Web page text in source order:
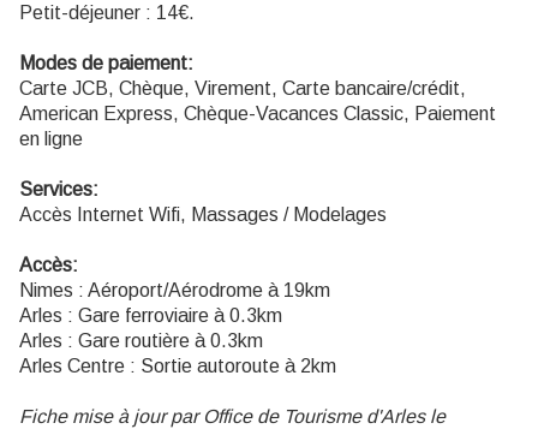
Petit-déjeuner : 14€.
Modes de paiement:
Carte JCB, Chèque, Virement, Carte bancaire/crédit,
American Express, Chèque-Vacances Classic, Paiement
en ligne
Services:
Accès Internet Wifi, Massages / Modelages
Accès:
Nimes : Aéroport/Aérodrome à 19km
Arles : Gare ferroviaire à 0.3km
Arles : Gare routière à 0.3km
Arles Centre : Sortie autoroute à 2km
Fiche mise à jour par Office de Tourisme d'Arles le